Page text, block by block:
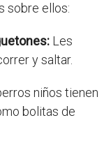
sobre ellos:
Les
y saltar.
niños tienen
bolitas de